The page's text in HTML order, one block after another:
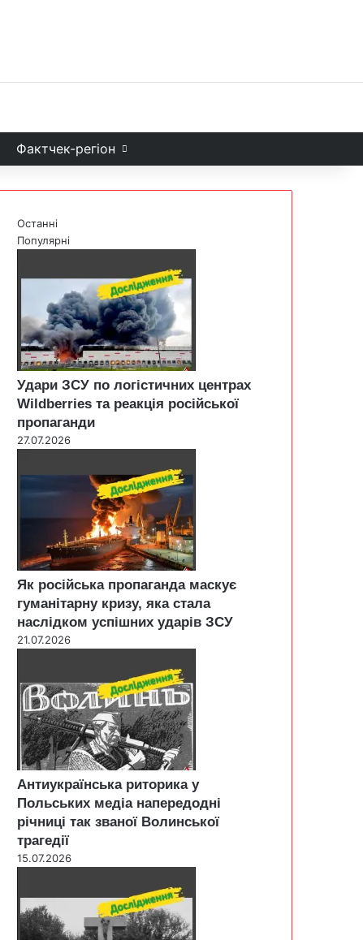
Фактчек-регіон
Останні
Популярні
Удари ЗСУ по логістичних центрах
Wildberries та реакція російської
пропаганди
27.07.2026
Як російська пропаганда маскує
гуманітарну кризу, яка стала
наслідком успішних ударів ЗСУ
21.07.2026
Антиукраїнська риторика у
Польських медіа напередодні
річниці так званої Волинської
трагедії
15.07.2026